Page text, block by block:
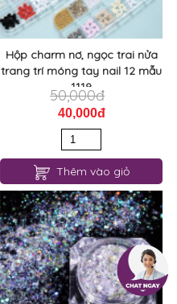
Hộp charm nơ, ngọc trai nửa
trang trí móng tay nail 12 mẫu
1119
50,000đ
40,000đ
Thêm vào giỏ